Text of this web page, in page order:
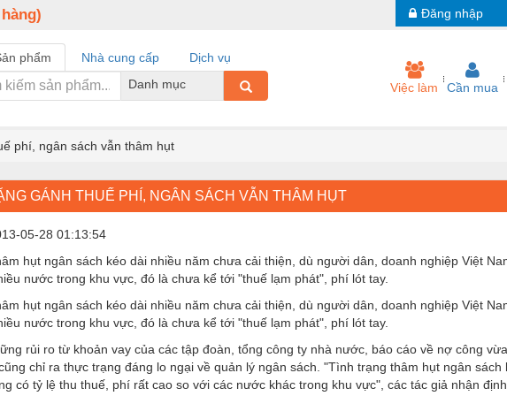
Đăng nhập
phẩm Nhà cung cấp
Dịch vụ
Danh mục
Việc làm Cần mua
phí, ngân sách vẫn thâm hụt
GÁNH THUẾ PHÍ, NGÂN SÁCH VẪN THÂM HỤT
05-28 01:13:54
hụt ngân sách kéo dài nhiều năm chưa cải thiện, dù người dân, doanh nghiệp Việt
nước trong khu vực, đó là chưa kể tới "thuế lạm phát", phí lót tay.
hụt ngân sách kéo dài nhiều năm chưa cải thiện, dù người dân, doanh nghiệp Việt
nước trong khu vực, đó là chưa kể tới "thuế lạm phát", phí lót tay.
rủi ro từ khoản vay của các tập đoàn, tổng công ty nhà nước, báo cáo về nợ công
chỉ ra thực trạng đáng lo ngại về quản lý ngân sách. "Tình trạng thâm hụt ngân
có tỷ lệ thu thuế, phí rất cao so với các nước khác trong khu vực", các tác giả nhận định.